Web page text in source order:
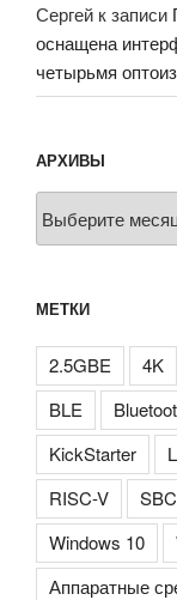
Сергей к записи
оснащена
четырьмя
АРХИВЫ
МЕТКИ
2.5GBE 4K
BLE
KickStarter
RISC-V
SBC
Windows 10
Аппаратные